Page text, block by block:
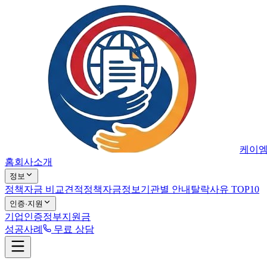
케이
홈회사소개
정보
정책자금 비교견적정책자금정보 기관별 안내 탈락사유 TOP10
인증·지원
기업인증정부지원금
성공사례
무료 상담